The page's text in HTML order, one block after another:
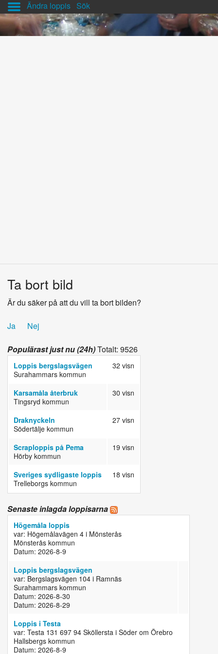
Ändra loppis Sök
Ta bort bild
Är du säker på att du vill ta bort bilden?
Ja Nej
Populärast just nu (24h)Totalt: 9526
Loppis bergslagsvägen
Surahammars kommun
32 visn
Karsamåla återbruk
Tingsryd kommun
30 visn
Draknyckeln
Södertälje kommun
27 visn
Scraploppis på Pema
Hörby kommun
19 visn
Sveriges sydligaste loppis
Trelleborgs kommun
18 visn
Senaste inlagda loppisarna
Högemåla loppis
var: Högemålavägen 4 i Mönsterås
Mönsterås kommun
Datum: 2026-8-9
Loppis bergslagsvägen
var: Bergslagsvägen 104 i Ramnäs
Surahammars kommun
Datum: 2026-8-30
Datum: 2026-8-29
Loppis i Testa
var: Testa 131 697 94 Sköllersta i Söder om Örebro
Hallsbergs kommun
Datum: 2026-8-9